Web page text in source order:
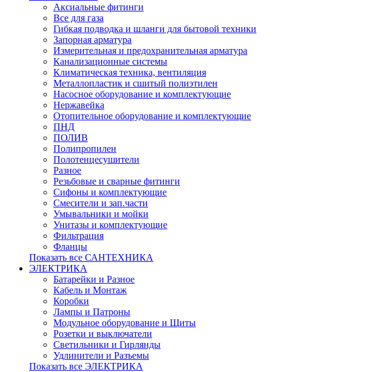
Аксиальные фитинги
Все для газа
Гибкая подводка и шланги для бытовой техники
Запорная арматура
Измерительная и предохранительная арматура
Канализационные системы
Климатическая техника, вентиляция
Металлопластик и сшитый полиэтилен
Насосное оборудование и комплектующие
Нержавейка
Отопительное оборудование и комплектующие
ПНД
ПОЛИВ
Полипропилен
Полотенцесушители
Разное
Резьбовые и сварные фитинги
Сифоны и комплектующие
Смесители и зап.части
Умывальники и мойки
Унитазы и комплектующие
Фильтрация
Фланцы
Показать все САНТЕХНИКА
ЭЛЕКТРИКА
Батарейки и Разное
Кабель и Монтаж
Коробки
Лампы и Патроны
Модульное оборудование и Щиты
Розетки и выключатели
Светильники и Гирлянды
Удлинители и Разъемы
Показать все ЭЛЕКТРИКА